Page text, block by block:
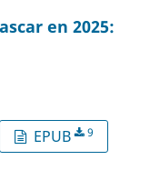
en 2025:
EPUB 9